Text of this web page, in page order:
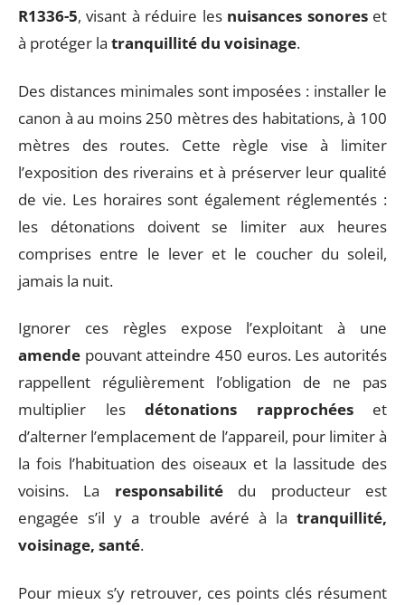
R1336-5, visant à réduire les nuisances sonoreset
à protéger la tranquillité du voisinage.
Des distances minimales sont imposées : installer le
canon à au moins 250 mètres des habitations, à 100
mètres des routes. Cette règle vise à limiter
l’exposition des riverains et à préserver leur qualité
de vie. Les horaires sont également réglementés :
les détonations doivent se limiter aux heures
comprises entre le lever et le coucher du soleil,
jamais la nuit.
Ignorer ces règles expose l’exploitant à une
amende pouvant atteindre 450 euros. Les autorités
rappellent régulièrement l’obligation de ne pas
multiplier les détonations rapprochéeset
d’alterner l’emplacement de l’appareil, pour limiter à
la fois l’habituation des oiseaux et la lassitude des
voisins. La responsabilitédu producteur est
engagée s’il y a trouble avéré à la tranquillité,
voisinage, santé.
Pour mieux s’y retrouver, ces points clés résument